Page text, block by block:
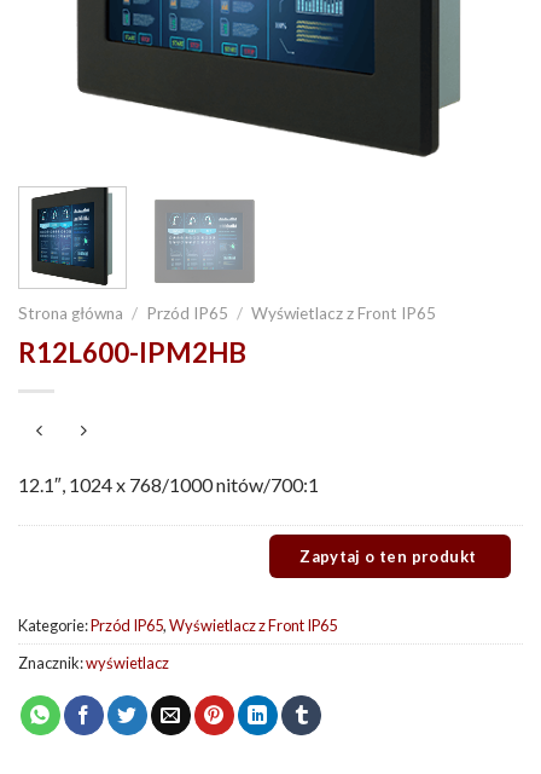
Strona główna / Przód IP65 / Wyświetlacz z Front IP65
R12L600-IPM2HB
12.1″, 1024 x 768/1000 nitów/700:1
Kategorie:Przód IP65,Wyświetlacz z Front IP65
Znacznik:wyświetlacz